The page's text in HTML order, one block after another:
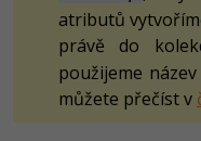
atributů
právě do
použijeme
můžete přečíst v